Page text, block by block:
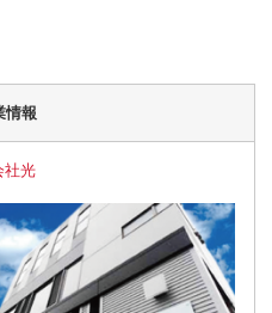
情報
社光